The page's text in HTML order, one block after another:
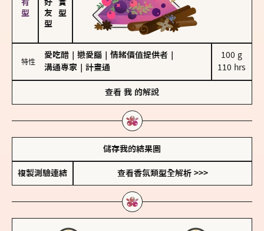
好友型
特性
愛吃醋 戀愛腦 情緒價值提供者
溝通專家
計畫通
100 g
110 hrs
查看 我 的解說
儲存我的結果圖
複製測驗連結 查看香氛類型全解析 >>>